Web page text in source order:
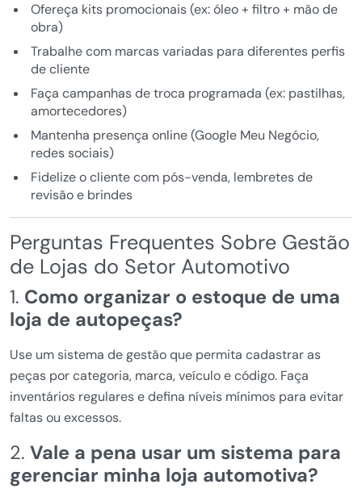
Ofereça kits promocionais (ex: óleo + filtro + mão de
obra)
Trabalhe com marcas variadas para diferentes perfis
de cliente
Faça campanhas de troca programada (ex: pastilhas,
amortecedores)
Mantenha presença online (Google Meu Negócio,
redes sociais)
Fidelize o cliente com pós-venda, lembretes de
revisão e brindes
Perguntas Frequentes Sobre Gestão
de Lojas do Setor Automotivo
1. Como organizar o estoque de uma
loja de autopeças?
Use um sistema de gestão que permita cadastrar as
peças por categoria, marca, veículo e código. Faça
inventários regulares e defina níveis mínimos para evitar
faltas ou excessos.
2. Vale a pena usar um sistema para
gerenciar minha loja automotiva?